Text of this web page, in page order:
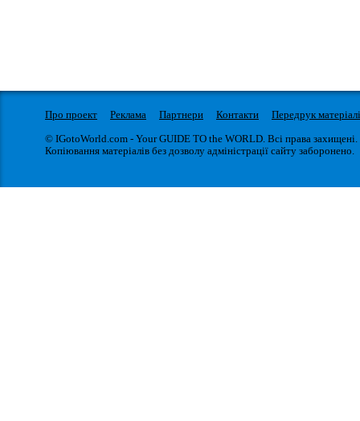
Про проект Реклама Партнери Контакти
Передрук
© IGotoWorld.com - Your GUIDE TO the WORLD. Всі права захищені.
Копіювання матеріалів без дозволу адміністрації сайту заборонено.